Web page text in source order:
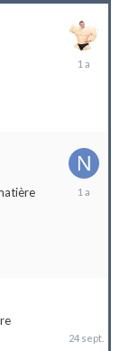
20
25
2023